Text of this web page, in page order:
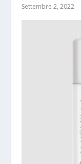
Settembre 2, 2022